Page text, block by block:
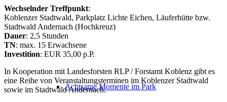
Achtsame Momente im Park
Wechselnder Treffpunkt:
Koblenzer Stadtwald, Parkplatz Lichte Eichen, Läuferhütte bzw.
Stadtwald Andernach (Hochkreuz)
Dauer: 2,5 Stunden
TN: max. 15 Erwachsene
Investition: EUR 35,00 p.P.
In Kooperation mit Landesforsten RLP / Forstamt Koblenz gibt es
eine Reihe von Veranstaltungsterminen im Koblenzer Stadtwald
sowie im Stadtwald Andernach.